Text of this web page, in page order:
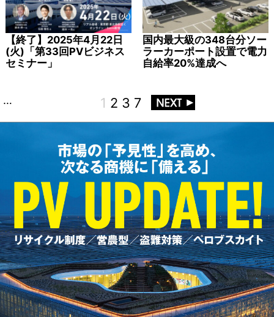
【終了】2025年4月22日
(火)「第33回PVビジネス
セミナー」
国内最大級の348台分ソー
ラーカーポート設置で電力
自給率20%達成へ
1 2 3
… 7